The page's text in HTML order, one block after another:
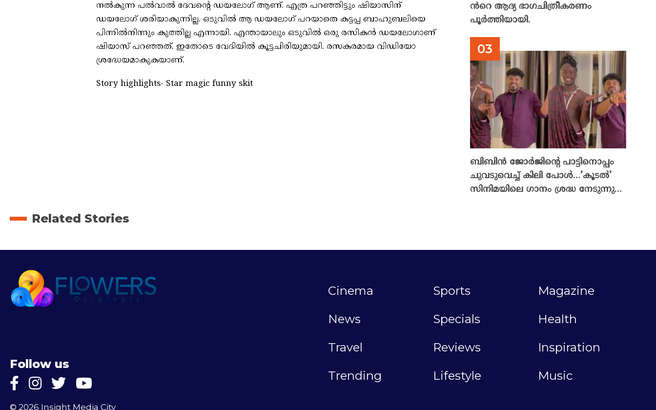
നൽകുന്ന പൽവാൽ ദേവന്റെ ഡയലോഗ് ആണ്. എത്ര പറഞ്ഞിട്ടും ഷിയാസിന്
ഡയലോഗ് ശരിയാകുന്നില്ല. ഒടുവിൽ ആ ഡയലോഗ് പറയാതെ കട്ടപ്പ ബാഹുബലിയെ
പിന്നിൽനിന്നും കുത്തില്ല എന്നായി. എന്തായാലും ഒടുവിൽ ഒരു രസികൻ ഡയലോഗാണ്
ഷിയാസ് പറഞ്ഞത്. ഇതോടെ വേദിയിൽ കൂട്ടചിരിയുമായി. രസകരമായ വിഡിയോ
ശ്രദ്ധേയമാകുകയാണ്.
Story highlights- Star magic funny skit
ൻറെ ആദ്യ ഭാഗചിത്രീകരണം
പൂർത്തിയായി.
ബിബിൻ ജോർജിന്റെ പാട്ടിനൊപ്പം
ചുവടുവെച്ച് കിലി പോൾ…’കൂടൽ’
സിനിമയിലെ ഗാനം ശ്രദ്ധ നേടുന്നു…
Related Stories
Follow us
© 2026 Insight Media City
Cinema Sports
Magazine
News
Specials
Health
Travel
Reviews
Inspiration
Trending
Lifestyle Music